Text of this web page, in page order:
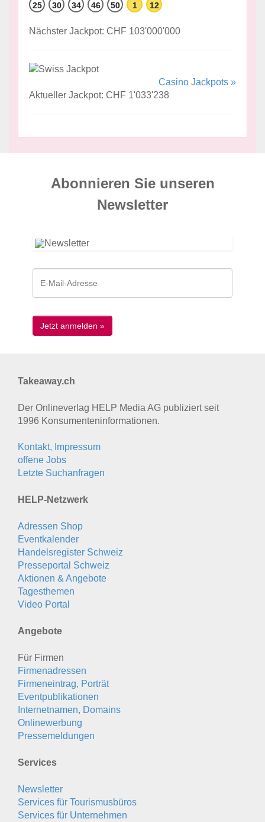
25 30 34 46 50 1 12
Nächster Jackpot: CHF 103'000'000
Casino Jackpots »
Aktueller Jackpot: CHF 1'033'238
Abonnieren Sie unseren
News­letter
Takeaway.ch
Der Onlineverlag HELP Media AG publiziert seit
1996 Konsumenten­informationen.
Kontakt, Impressum
offene Jobs
Letzte Suchanfragen
HELP-Netzwerk
Adressen Shop
Eventkalender
Handelsregister Schweiz
Presseportal Schweiz
Aktionen & Angebote
Tagesthemen
Video Portal
Angebote
Für Firmen
Firmenadressen
Firmeneintrag, Porträt
Eventpublikationen
Internetnamen, Domains
Onlinewerbung
Pressemeldungen
Services
Newsletter
Services für Tourismusbüros
Services für Unternehmen